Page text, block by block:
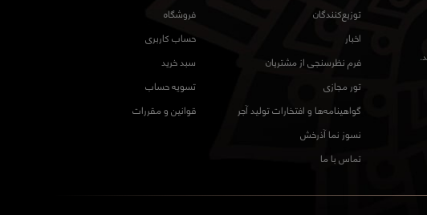
توزیع‌کنندگان
اخبار
فرم نظرسنجی از مشتریان
تور مجازی
گواهینامه‌ها و افتخارات تولید آجر
نسوز نما آذرخش
تماس با ما
فروشگاه
حساب کاربری
سبد خرید
تسویه حساب
قوانین و مقررات